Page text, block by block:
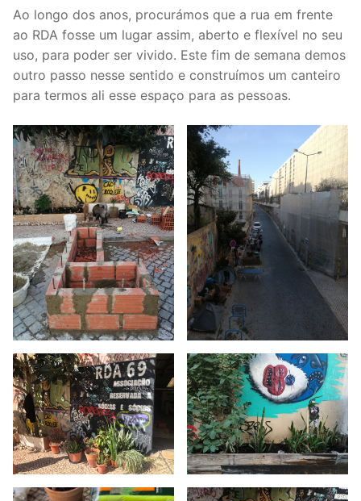
Ao longo dos anos, procurámos que a rua em frente
ao RDA fosse um lugar assim, aberto e flexível no seu
uso, para poder ser vivido. Este fim de semana demos
outro passo nesse sentido e construímos um canteiro
para termos ali esse espaço para as pessoas.